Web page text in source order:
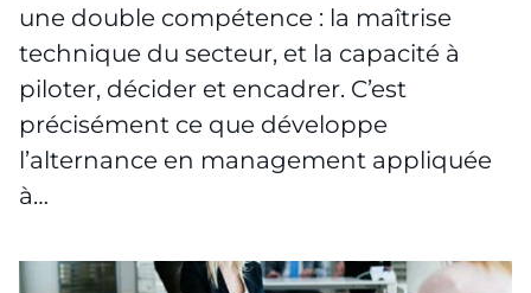
une double compétence : la maîtrise
technique du secteur, et la capacité à
piloter, décider et encadrer. C’est
précisément ce que développe
l’alternance en management appliquée
à…